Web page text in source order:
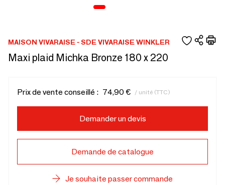
MAISON VIVARAISE - SDE VIVARAISE WINKLER
Maxi plaid Michka Bronze 180 x 220
Prix de vente conseillé : 74,90 € / unité (TTC)
Demander un devis
Demande de catalogue
Je souhaite passer commande